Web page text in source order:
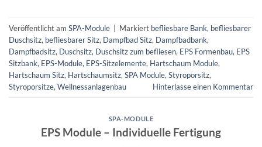
Veröffentlicht am SPA-Module Markiert befliesbare Bank, befliesbarer
Duschsitz, befliesbarer Sitz, Dampfbad Sitz, Dampfbadbank,
Dampfbadsitz, Duschsitz, Duschsitz zum befliesen, EPS Formenbau, EPS
Sitzbank, EPS-Module, EPS-Sitzelemente, Hartschaum Module,
Hartschaum Sitz, Hartschaumsitz, SPA Module, Styroporsitz,
Styroporsitze, Wellnessanlagenbau Hinterlasse einen Kommentar
SPA-MODULE
EPS Module – Individuelle Fertigung